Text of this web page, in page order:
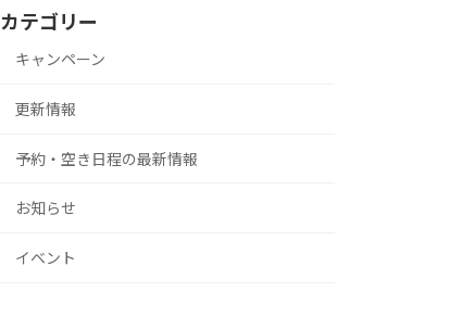
カテゴリー
キャンペーン
更新情報
予約・空き日程の最新情報
お知らせ
イベント